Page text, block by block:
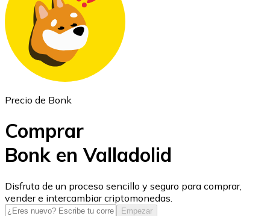
Ethereum
ETH
USD Coin
USDC
Precio de Bonk
Comprar
Bonk en Valladolid
Disfruta de un proceso sencillo y seguro para comprar,
vender e intercambiar criptomonedas.
Empezar